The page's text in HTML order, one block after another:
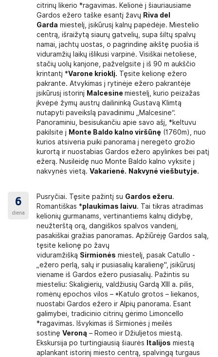
citrinų likerio *ragavimas. Kelionė į šiauriausiame
Gardos ežero taške esantį žavų Riva del
Garda miestelį, įsikūrusį kalnų papėdėje. Miestelio
centrą, išraižytą siaurų gatvelių, supa šiltų spalvų
namai, jachtų uostas, o pagrindinę aikštę puošia iš
viduramžių laikų išlikusi varpinė. Visiškai netoliese,
stačių uolų kanjone, pažvelgsite į iš 90 m aukščio
krintantį *Varone krioklį. Tęsite kelionę ežero
pakrante. Atvykimas į rytinėje ežero pakrantėje
įsikūrusį istorinį Malcesinemiestelį, kurio peizažas
įkvėpė žymų austrų dailininką Gustavą Klimtą
nutapyti paveikslą pavadinimu „Malcesine“.
Panoraminiu, besisukančiu apie savo ašį, *keltuvu
pakilsite į Monte Baldo kalno viršūnę (1760m), nuo
kurios atsiveria puiki panorama į neregėto grožio
kurortą ir nuostabias Gardos ežero apylinkes bei patį
ežerą. Nusileidę nuo Monte Baldo kalno vyksite į
nakvynės vietą.Vakarienė. Nakvynė viešbutyje.
6
diena
Pusryčiai. Tęsite pažintį su Gardos ežeru.
Romantiškas *plaukimas laivu. Tai tikras atradimas
kelionių gurmanams, vertinantiems kalnų didybę,
neužterštą orą, dangiškos spalvos vandenį,
pasakiškai gražias panoramas. Apžiūrėję Gardos salą,
tęsite kelionę po žavų
viduramžišką Sirmionės miestelį, pasak Catullo -
„ežero perlą, salų ir pusiasalių karalienę", įsikūrusį
viename iš Gardos ežero pusiasalių. Pažintis su
miesteliu: Skaligierių, valdžiusių Gardą XIII a. pilis,
romėnų epochos vilos – *Katulo grotos – liekanos,
nuostabi Gardos ežero ir Alpių panorama. Esant
galimybei, tradicinio citrinų gėrimo Limoncello
*ragavimas. Išvykimas iš Sirmionės į meilės
sostinęVeroną – Romeo ir Džiuljetos miestą.
Ekskursija po turtingiausią šiaurės
Italijos miestą
aplankant istorinį miesto centrą, spalvingą turgaus